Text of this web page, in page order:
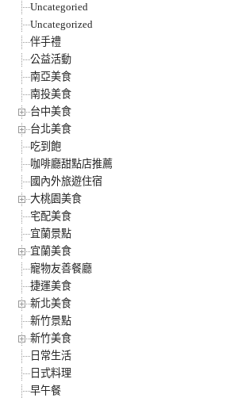
Uncategoried
Uncategorized
伴手禮
公益活動
南亞美食
南投美食
台中美食
台北美食
吃到飽
咖啡廳甜點店推薦
國內外旅遊住宿
大桃園美食
宅配美食
宜蘭景點
宜蘭美食
寵物友善餐廳
捷運美食
新北美食
新竹景點
新竹美食
日常生活
日式料理
早午餐